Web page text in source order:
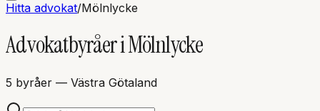
Hitta advokat/Mölnlycke
Advokatbyråer iMölnlycke
5 byråer — Västra Götaland